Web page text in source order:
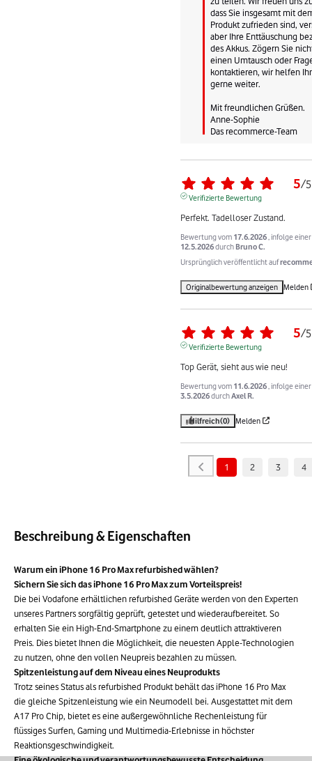
dass Sie insgesamt mit
Produkt zufrieden sind,
aber Ihre Enttäuschung
des Akkus. Zögern Sie
einen Umtausch oder
kontaktieren, wir helfen
gerne weiter.
Mit freundlichen Grüßen.
Anne-Sophie
Das recommerce-Team
5/5
Verifizierte Bewertung
Perfekt. Tadelloser Zustand.
Bewertung vom 17.6.2026 , infolge
12.5.2026durch Bruno C.
Ursprünglich veröffentlicht auf
Originalbewertung anzeigen Melden
5/5
Verifizierte Bewertung
Top Gerät, sieht aus wie neu!
Bewertung vom 11.6.2026 , infolge
3.5.2026durchAxel R.
Hilfreich(0) Melden
1 2 3 4
Beschreibung & Eigenschaften
Warum ein iPhone 16 Pro Max refurbished wählen?
Sichern Sie sich das iPhone 16 Pro Max zum Vorteilspreis!
Die bei Vodafone erhältlichen refurbished Geräte werden von den Experten
unseres Partners sorgfältig geprüft, getestet und wiederaufbereitet. So
erhalten Sie ein High-End-Smartphone zu einem deutlich attraktiveren
Preis. Dies bietet Ihnen die Möglichkeit, die neuesten Apple-Technologien
zu nutzen, ohne den vollen Neupreis bezahlen zu müssen.
Spitzenleistung auf dem Niveau eines Neuprodukts
Trotz seines Status als refurbished Produkt behält das iPhone 16 Pro Max
die gleiche Spitzenleistung wie ein Neumodell bei. Ausgestattet mit dem
A17 Pro Chip, bietet es eine außergewöhnliche Rechenleistung für
flüssiges Surfen, Gaming und Multimedia-Erlebnisse in höchster
Reaktionsgeschwindigkeit.